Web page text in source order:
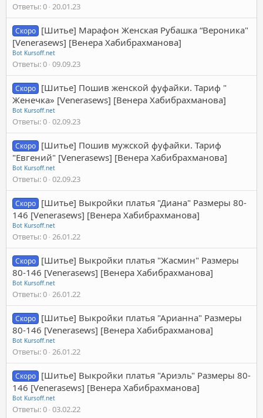
Ответы 0 20.01.23
Скоро [Шитье] Марафон Женская Рубашка “Вероника"
[Venerasews] [Венера Хабибрахманова]
Bot Kursoff.net
Ответы 0 09.09.23
Скоро [Шитье] Пошив женской фуфайки. Тариф "
Женечка» [Venerasews] [Венера Хабибрахманова]
Bot Kursoff.net
Ответы 0 02.09.23
Скоро [Шитье] Пошив мужской фуфайки. Тариф
"Евгений" [Venerasews] [Венера Хабибрахманова]
Bot Kursoff.net
Ответы 0 02.09.23
Скоро [Шитье] Выкройки платья "Диана" Размеры 80-
146 [Venerasews] [Венера Хабибрахманова]
Bot Kursoff.net
Ответы 0 26.01.22
Скоро [Шитье] Выкройки платья "Жасмин" Размеры
80-146 [Venerasews] [Венера Хабибрахманова]
Bot Kursoff.net
Ответы 0 26.01.22
Скоро [Шитье] Выкройки платья "Арианна" Размеры
80-146 [Venerasews] [Венера Хабибрахманова]
Bot Kursoff.net
Ответы 0 26.01.22
Скоро [Шитье] Выкройки платья "Ариэль" Размеры 80-
146 [Venerasews] [Венера Хабибрахманова]
Bot Kursoff.net
Ответы 0 03.02.22